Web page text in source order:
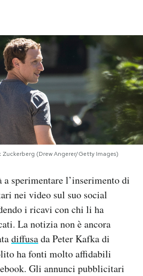
Zuckerberg (Drew Angerer/Getty Images)
a sperimentare l’inserimento di
nei video sul suo social
i ricavi con chi li ha
La notizia non è ancora
diffusada Peter Kafka di
ha fonti molto affidabili
Gli annunci pubblicitari